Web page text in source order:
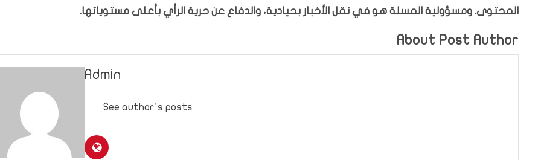
المحتوى. ومسؤولية المسلة هو في نقل الأخبار بحيادية، والدفاع عن حرية الرأي بأعلى مستوياتها.
About Post Author
Admin
See author's posts